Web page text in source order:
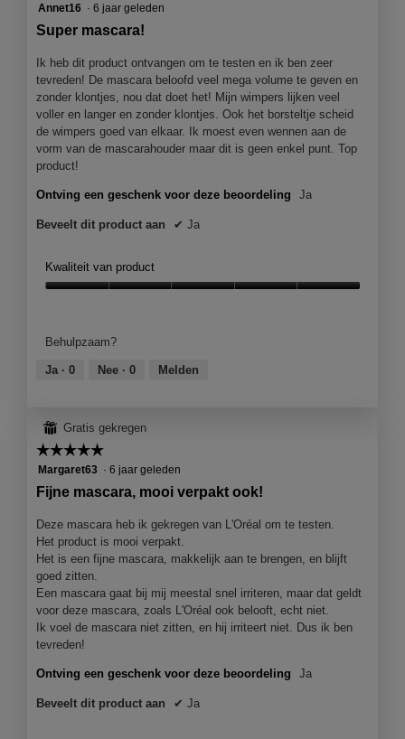
5
van
sterren.
Annet16 · 6 jaar geleden
Super mascara!
Ik heb dit product ontvangen om te testen en ik ben zeer
tevreden! De mascara beloofd veel mega volume te geven en
zonder klontjes, nou dat doet het! Mijn wimpers lijken veel
voller en langer en zonder klontjes. Ook het borsteltje scheid
de wimpers goed van elkaar. Ik moest even wennen aan de
vorm van de mascarahouder maar dit is geen enkel punt. Top
product!
Ontving een geschenk voor deze beoordeling Ja
Beveelt dit product aan ✔ Ja
Kwaliteit van product
5
van
Behulpzaam?
Ja · 0 Nee · 0 Melden
⊞ Gratis gekregen
☆☆☆☆☆
☆☆☆☆☆
5
van
sterren.
Margaret63 · 6 jaar geleden
Fijne mascara, mooi verpakt ook!
Deze mascara heb ik gekregen van L'Oréal om te testen.
Het product is mooi verpakt.
Het is een fijne mascara, makkelijk aan te brengen, en blijft
goed zitten.
Een mascara gaat bij mij meestal snel irriteren, maar dat geldt
voor deze mascara, zoals L'Oréal ook belooft, echt niet.
Ik voel de mascara niet zitten, en hij irriteert niet. Dus ik ben
tevreden!
Ontving een geschenk voor deze beoordeling Ja
Beveelt dit product aan ✔ Ja